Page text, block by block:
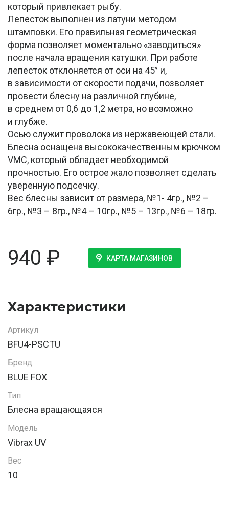
который привлекает рыбу.
Лепесток выполнен из латуни методом
штамповки. Его правильная геометрическая
форма позволяет моментально «заводиться»
после начала вращения катушки. При работе
лепесток отклоняется от оси на 45° и,
в зависимости от скорости подачи, позволяет
провести блесну на различной глубине,
в среднем от 0,6 до 1,2 метра, но возможно
и глубже.
Осью служит проволока из нержавеющей стали.
Блесна оснащена высококачественным крючком
VMC, который обладает необходимой
прочностью. Его острое жало позволяет сделать
уверенную подсечку.
Вес блесны зависит от размера, №1- 4гр., №2 –
6гр., №3 – 8гр., №4 – 10гр., №5 – 13гр., №6 – 18гр.
940 ₽ КАРТА МАГАЗИНОВ
Характеристики
Артикул
BFU4-PSCTU
Бренд
BLUE FOX
Тип
Блесна вращающаяся
Модель
Vibrax UV
Вес
10